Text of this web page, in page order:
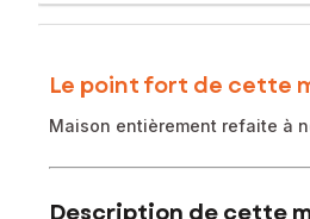
Le point fort de cette
Maison entièrement refaite à